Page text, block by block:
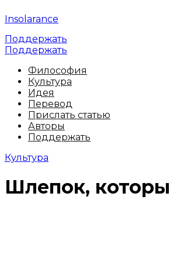
Insolarance
Поддержать
Поддержать
Философия
Культура
Идея
Перевод
Прислать статью
Авторы
Поддержать
Культура
Шлепок,